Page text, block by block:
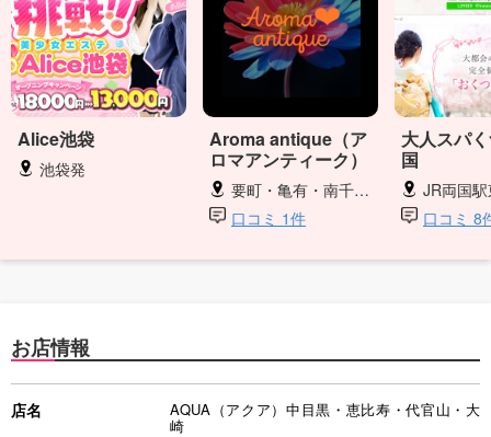
Alice池袋
池袋発
Aroma antique（ア
ロマアンティーク）
要町・亀有・南千住・上野
口コミ 1件
大人スパ
国
JR両国
口コミ 8
お店情報
店名 AQUA（アクア）中目黒・恵比寿・代官山・大
崎